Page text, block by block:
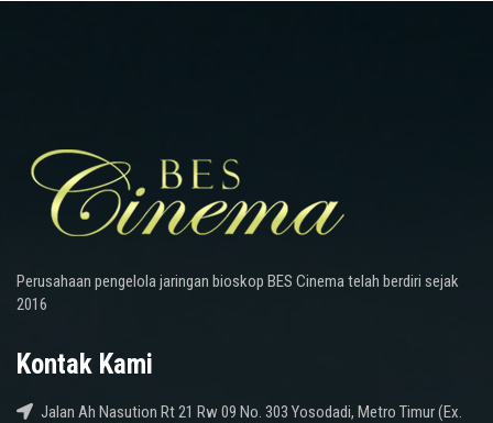
Perusahaan pengelola jaringan bioskop BES Cinema telah berdiri sejak
2016
Kontak Kami
Jalan Ah Nasution Rt 21 Rw 09 No. 303 Yosodadi, Metro Timur (Ex.